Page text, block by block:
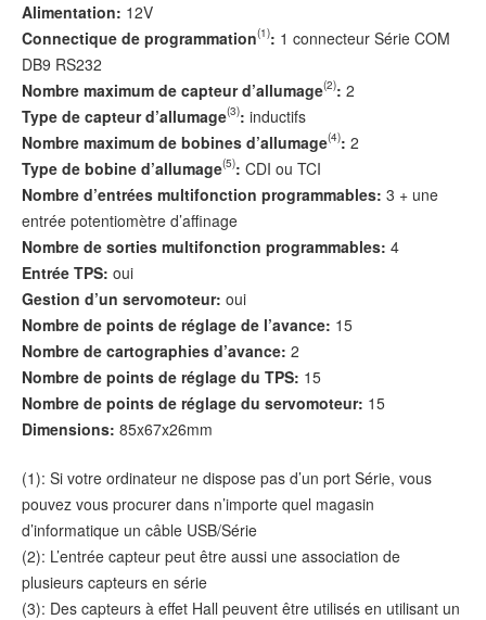
Alimentation: 12V
Connectique de programmation(1): 1 connecteur Série COM
DB9 RS232
Nombre maximum de capteur d’allumage(2): 2
Type de capteur d’allumage(3): inductifs
Nombre maximum de bobines d’allumage(4): 2
Type de bobine d’allumage(5): CDI ou TCI
Nombre d’entrées multifonction programmables: 3 + une
entrée potentiomètre d’affinage
Nombre de sorties multifonction programmables: 4
Entrée TPS: oui
Gestion d’un servomoteur: oui
Nombre de points de réglage de l’avance: 15
Nombre de cartographies d’avance: 2
Nombre de points de réglage du TPS: 15
Nombre de points de réglage du servomoteur: 15
Dimensions: 85x67x26mm
(1): Si votre ordinateur ne dispose pas d’un port Série, vous
pouvez vous procurer dans n’importe quel magasin
d’informatique un câble USB/Série
(2): L’entrée capteur peut être aussi une association de
plusieurs capteurs en série
(3): Des capteurs à effet Hall peuvent être utilisés en utilisant un